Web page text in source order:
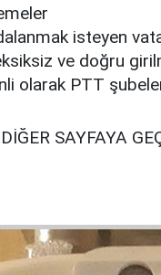
isteyen
ve doğru
olarak PTT
SAYFAYA